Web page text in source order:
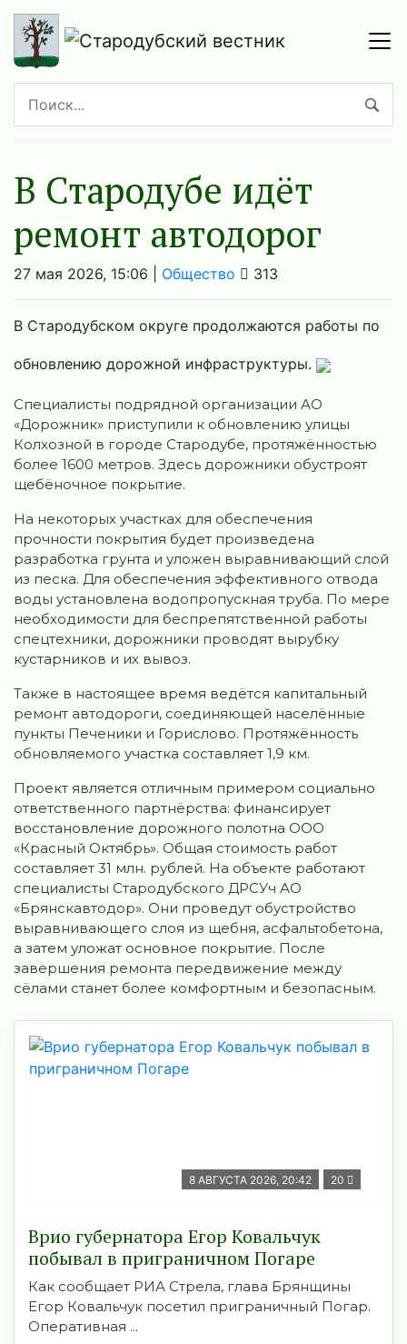
В Стародубе идёт
ремонт автодорог
27 мая 2026, 15:06 | Общество 313
В Стародубском округе продолжаются работы по
обновлению дорожной инфраструктуры.
Специалисты подрядной организации АО
«Дорожник» приступили к обновлению улицы
Колхозной в городе Стародубе, протяжённостью
более 1600 метров. Здесь дорожники обустроят
щебёночное покрытие.
На некоторых участках для обеспечения
прочности покрытия будет произведена
разработка грунта и уложен выравнивающий слой
из песка. Для обеспечения эффективного отвода
воды установлена водопропускная труба. По мере
необходимости для беспрепятственной работы
спецтехники, дорожники проводят вырубку
кустарников и их вывоз.
Также в настоящее время ведётся капитальный
ремонт автодороги, соединяющей населённые
пункты Печеники и Горислово. Протяжённость
обновляемого участка составляет 1,9 км.
Проект является отличным примером социально
ответственного партнёрства: финансирует
восстановление дорожного полотна ООО
«Красный Октябрь». Общая стоимость работ
составляет 31 млн. рублей. На объекте работают
специалисты Стародубского ДРСУч АО
«Брянскавтодор». Они проведут обустройство
выравнивающего слоя из щебня, асфальтобетона,
а затем уложат основное покрытие. После
завершения ремонта передвижение между
сёлами станет более комфортным и безопасным.
8 АВГУСТА 2026, 20:42 20
Врио губернатора Егор Ковальчук
побывал в приграничном Погаре
Как сообщает РИА Стрела, глава Брянщины
Егор Ковальчук посетил приграничный Погар.
Оперативная ...